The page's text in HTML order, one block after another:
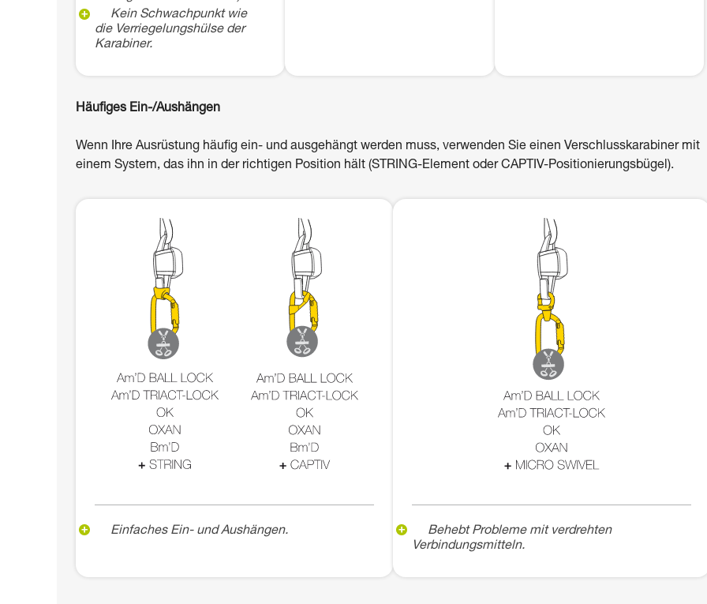
Kein Schwachpunkt wie
die Verriegelungshülse der
Karabiner.
Häufiges Ein-/Aushängen
Wenn Ihre Ausrüstung häufig ein- und ausgehängt werden muss, verwenden Sie einen Verschlusskarabiner mit
einem System, das ihn in der richtigen Position hält (STRING-Element oder CAPTIV-Positionierungsbügel).
Einfaches Ein- und Aushängen.
Behebt Probleme mit verdrehten
Verbindungsmitteln.